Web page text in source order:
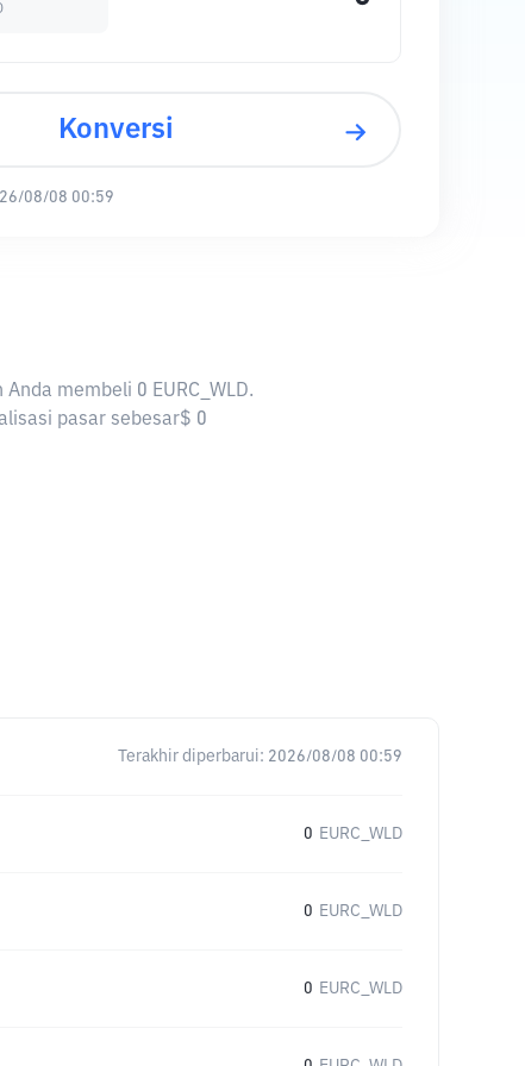
Konversi
08/08 00:59
membeli 0 EURC_WLD.
pasar sebesar$ 0
Terakhir diperbarui: 2026/08/08 00:59
0 EURC_WLD
0 EURC_WLD
0 EURC_WLD